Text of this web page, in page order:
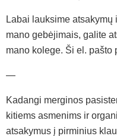
Labai lauksime
mano gebėjimais, galite
mano kolege. Ši el. pašto
—
Kadangi merginos
kitiems asmenims ir
atsakymus į pirminius